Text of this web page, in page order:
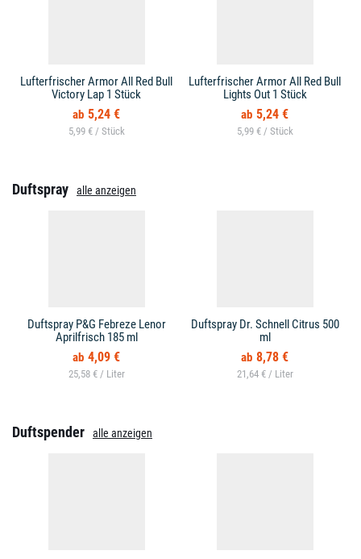
Lufterfrischer Armor All Red Bull
Victory Lap 1 Stück
5,24 €
5,99 € /
Lufterfrischer Armor All Red Bull
Lights Out 1 Stück
5,24 €
5,99 € /
Duftspray alle anzeigen
Duftspray P&G Febreze Lenor
Aprilfrisch 185 ml
4,09 €
25,58 € /
Duftspray Dr. Schnell Citrus 500
ml
8,78 €
21,64 € /
Duftspender alle anzeigen